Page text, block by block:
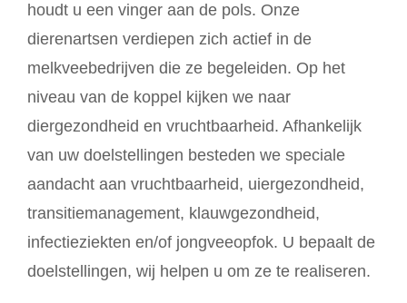
houdt u een vinger aan de pols. Onze
dierenartsen verdiepen zich actief in de
melkveebedrijven die ze begeleiden. Op het
niveau van de koppel kijken we naar
diergezondheid en vruchtbaarheid. Afhankelijk
van uw doelstellingen besteden we speciale
aandacht aan vruchtbaarheid, uiergezondheid,
transitiemanagement, klauwgezondheid,
infectieziekten en/of jongveeopfok. U bepaalt de
doelstellingen, wij helpen u om ze te realiseren.